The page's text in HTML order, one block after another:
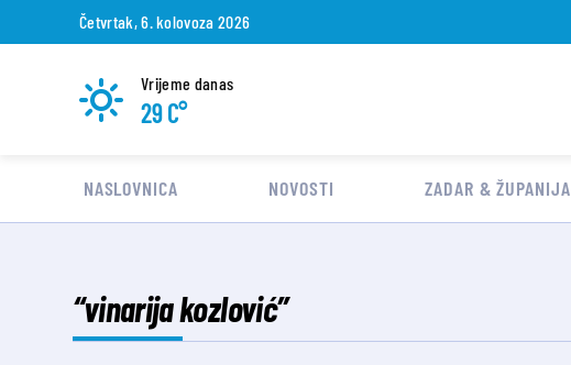
Četvrtak, 6. kolovoza 2026
Vrijeme danas
29 C°
NASLOVNICA NOVOSTI ZADAR & ŽUPANIJA
“vinarija kozlović”